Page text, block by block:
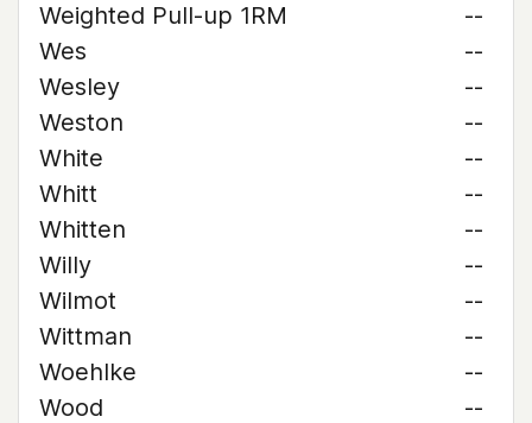
Weighted Pull-up 1RM
--
Wes
--
Wesley
--
Weston
--
White
--
Whitt
--
Whitten
--
Willy
--
Wilmot
--
Wittman
--
Woehlke
--
Wood
--